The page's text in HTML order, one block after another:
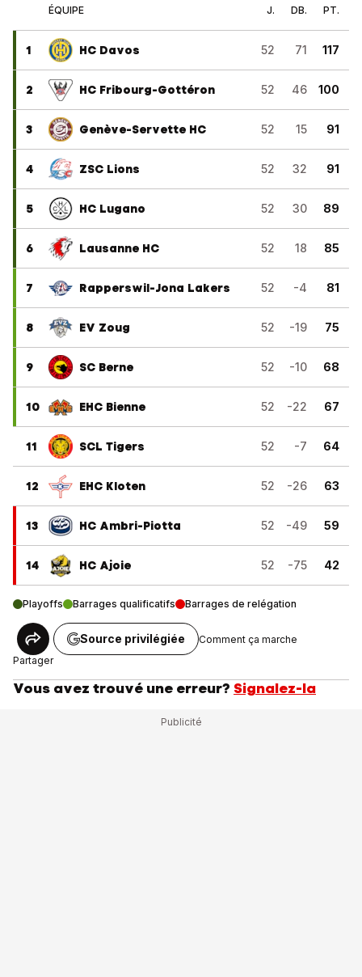
ÉQUIPE J. DB. PT.
1 HC Davos 52 71 117
2 HC Fribourg-Gottéron 52 46 100
3 Genève-Servette HC 52 15 91
4 ZSC Lions 52 32 91
5 HC Lugano 52 30 89
6 Lausanne HC 52 18 85
7 Rapperswil-Jona Lakers 52 -4 81
8 EV Zoug 52 -19 75
9 SC Berne 52 -10 68
10 EHC Bienne 52 -22 67
11 SCL Tigers 52 -7 64
12 EHC Kloten 52 -26 63
13 HC Ambri-Piotta 52 -49 59
14 HC Ajoie 52 -75 42
Playoffs Barrages qualificatifs Barrages de relégation
Partager
Source privilégiée Comment ça marche
Vous avez trouvé une erreur? Signalez-la